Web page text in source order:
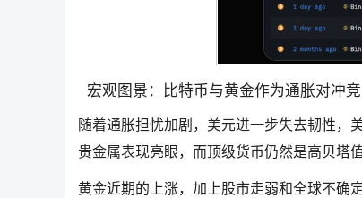
宏观图景：比特币与黄金作为通胀对冲
随着通胀担忧加剧，美元进一步失去韧性，
贵金属表现亮眼，而顶级货币仍然是高贝塔
黄金近期的上涨，加上股市走弱和全球不确